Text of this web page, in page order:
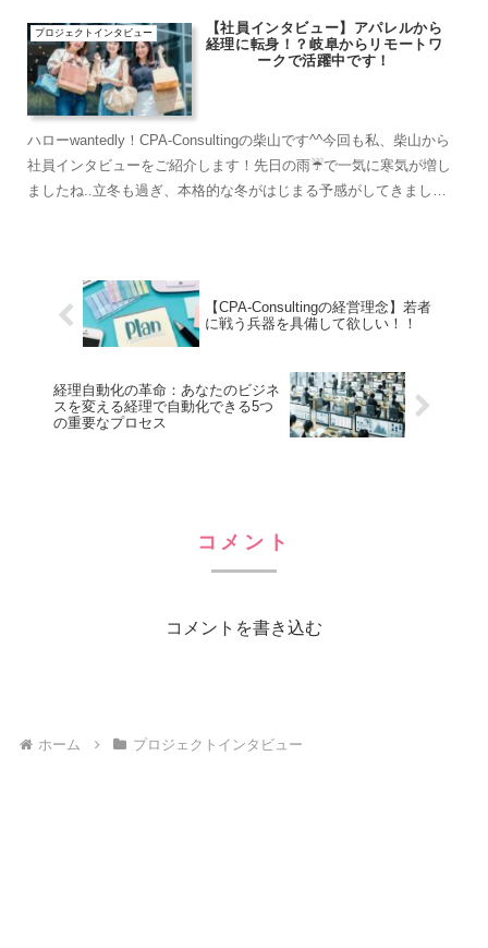
プロジェクトインタビュー
【社員インタビュー】アパレルから
経理に転身！？岐阜からリモートワ
ークで活躍中です！
ハローwantedly！CPA-Consultingの柴山です^^今回も私、柴山から
社員インタビューをご紹介します！先日の雨☔️で一気に寒気が増し
ましたね..立冬も過ぎ、本格的な冬がはじまる予感がしてきまし
【CPA-Consultingの経営理念】若者
に戦う兵器を具備して欲しい！！
経理自動化の革命：あなたのビジネ
スを変える経理で自動化できる5つ
の重要なプロセス
コメント
コメントを書き込む
ホーム プロジェクトインタビュー